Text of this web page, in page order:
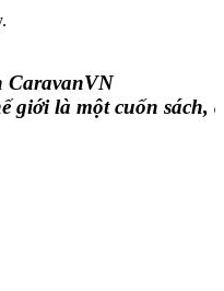
CaravanVN
giới là một cuốn sách,